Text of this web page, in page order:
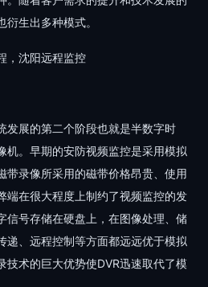
生出多种模式。
，沈阳远程监控
展的第二个阶段也就是半数字时
机。早期的安防视频监控是采用模拟
带录像所采用的磁带价格昂贵、使用
端在很大程度上制约了视频监控的发
信号存储在硬盘上，在图像处理、储
递、远程控制等方面都远远优于模拟
技术的巨大优势使DVR迅速取代了模